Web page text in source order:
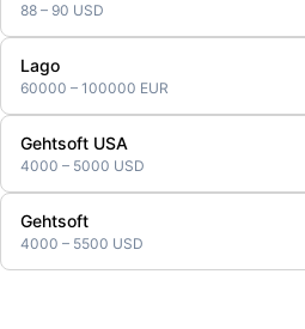
88 – 90 USD
Lago
60000 – 100000 EUR
Gehtsoft USA
4000 – 5000 USD
Gehtsoft
4000 – 5500 USD